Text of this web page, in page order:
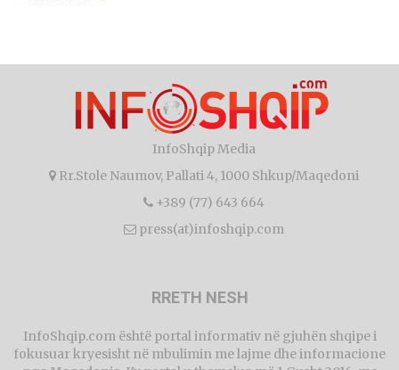
InfoShqip Media
Rr.Stole Naumov, Pallati 4, 1000 Shkup/Maqedoni
+389 (77) 643 664
press(at)infoshqip.com
RRETH NESH
InfoShqip.com është portal informativ në gjuhën shqipe i
fokusuar kryesisht në mbulimin me lajme dhe informacione